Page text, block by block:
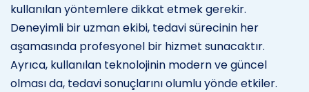
kullanılan yöntemlere dikkat etmek gerekir.
Deneyimli bir uzman ekibi, tedavi sürecinin her
aşamasında profesyonel bir hizmet sunacaktır.
Ayrıca, kullanılan teknolojinin modern ve güncel
olması da, tedavi sonuçlarını olumlu yönde etkiler.